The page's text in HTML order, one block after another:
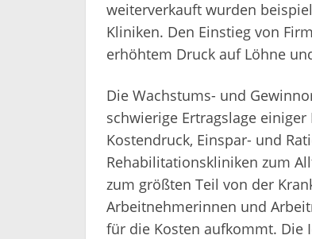
weiterverkauft wurden
Kliniken. Den Einstieg von
erhöhtem Druck auf Löhne
Die Wachstums- und
schwierige Ertragslage
Kostendruck, Einspar- und
Rehabilitationskliniken zum
zum größten Teil von der
Arbeitnehmerinnen und
für die Kosten aufkommt. Die